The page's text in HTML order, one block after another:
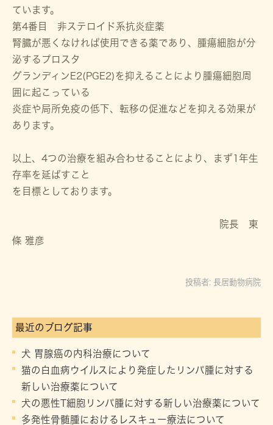
ています。
第4番目 非ステロイド系抗炎症薬
腎臓が悪くなければ使用できる薬であり、腫瘍細胞が分
泌するプロスタ
グランディンE2(PGE2)を抑えることにより腫瘍細胞周
囲に起こっている
炎症や局所免疫の低下、転移の促進などを抑える効果が
あります。
以上、4つの治療を組み合わせることにより、まず1年生
存率を延ばすこと
を目標としております。
院長 東
條 雅彦
投稿者: 長居動物病院
最近のブログ記事
犬 胃腺癌の内科治療について
猫の白血病ウイルスにより発症したリンパ腫に対する
新しい治療薬について
犬の悪性T細胞リンパ腫に対する新しい治療薬について
多発性骨髄腫におけるレスキュー療法について